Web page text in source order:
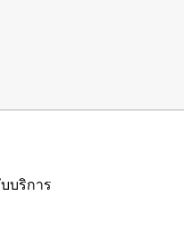
บริการ